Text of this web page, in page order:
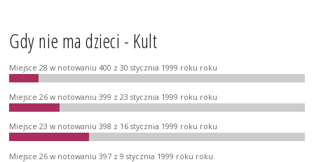
Gdy nie ma dzieci - Kult
Miejsce 28 w notowaniu 400 z 30 stycznia 1999 roku roku
Miejsce 26 w notowaniu 399 z 23 stycznia 1999 roku roku
Miejsce 23 w notowaniu 398 z 16 stycznia 1999 roku roku
Miejsce 26 w notowaniu 397 z 9 stycznia 1999 roku roku